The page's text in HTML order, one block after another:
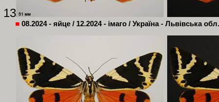
13
■ 08.2024 - яйце / 12.2024 - імаго / Україна - Львівська